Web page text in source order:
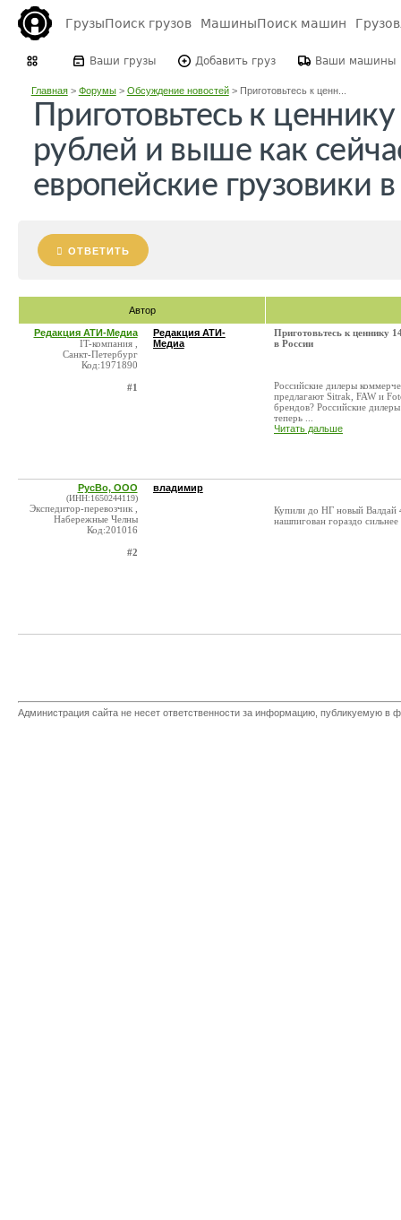
ГрузыПоиск грузов МашиныПоиск машин
Ваши грузы Добавить груз Ваши машины
Главная> Форумы> Обсуждение новостей> Приготовьтесь к ценн...
Приготовьтесь к
рублей и выше как
европейские грузовики
ОТВЕТИТЬ
Автор
Редакция АТИ-Медиа
IT-компания ,
Санкт-Петербург
Код:1971890
#1
Редакция АТИ-
Медиа
Приготовьтесь к ценнику
в России
Российские дилеры
предлагают Sitrak, FAW и
брендов? Российские
теперь ...
Читать дальше
РусВо, ООО
(ИНН:1650244119)
Экспедитор-перевозчик ,
Набережные Челны
Код:201016
#2
владимир
Купили до НГ новый Валдай
нашпигован гораздо сильнее
Администрация сайта не несет ответственности за информацию, публикуемую